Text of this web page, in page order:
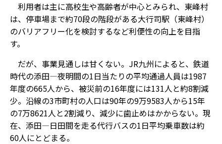
利用者は主に高校生や高齢者が中心とみられ、東峰村
は、停車場まで約70段の階段がある大行司駅（東峰村）
のバリアフリー化を検討するなど利便性の向上を目指
す。
だが、事業見通しは甘くない。JR九州によると、鉄道
時代の添田―夜明間の1日当たりの平均通過人員は1987
年度の665人から、被災前の16年度には131人と約8割減
少。沿線の3市町村の人口は90年の9万9583人から15年
の7万8621人と2割減り、減少に歯止めはかからない。現
在、添田―日田間を走る代行バスの1日平均乗車数は約
60人にとどまる。